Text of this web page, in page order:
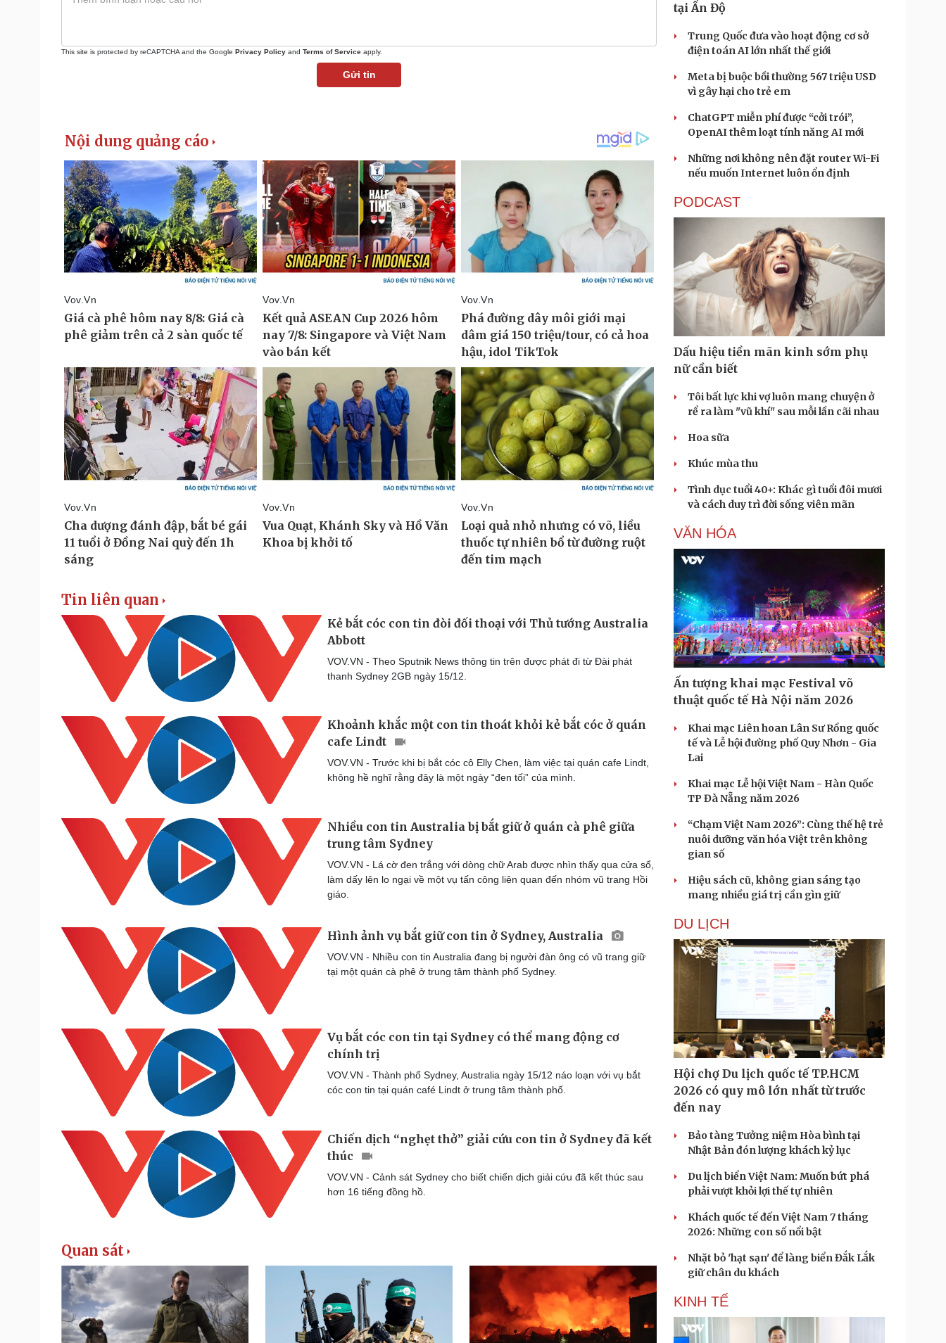
This site is protected by reCAPTCHA and the Google Privacy Policy and Terms of Service apply.
Gửi tin
Tin liên quan
Kẻ bắt cóc con tin đòi đối thoại với Thủ tướng Australia
Abbott
VOV.VN - Theo Sputnik News thông tin trên được phát đi từ Đài phát
thanh Sydney 2GB ngày 15/12.
Khoảnh khắc một con tin thoát khỏi kẻ bắt cóc ở quán
cafe Lindt
VOV.VN - Trước khi bị bắt cóc cô Elly Chen, làm việc tại quán cafe Lindt,
không hề nghĩ rằng đây là một ngày “đen tối” của mình.
Nhiều con tin Australia bị bắt giữ ở quán cà phê giữa
trung tâm Sydney
VOV.VN - Lá cờ đen trắng với dòng chữ Arab được nhìn thấy qua cửa sổ,
làm dấy lên lo ngại về một vụ tấn công liên quan đến nhóm vũ trang Hồi
giáo.
Hình ảnh vụ bắt giữ con tin ở Sydney, Australia
VOV.VN - Nhiều con tin Australia đang bị người đàn ông có vũ trang giữ
tại một quán cà phê ở trung tâm thành phố Sydney.
Vụ bắt cóc con tin tại Sydney có thể mang động cơ
chính trị
VOV.VN - Thành phố Sydney, Australia ngày 15/12 náo loạn với vụ bắt
cóc con tin tại quán café Lindt ở trung tâm thành phố.
Chiến dịch “nghẹt thở” giải cứu con tin ở Sydney đã kết
thúc
VOV.VN - Cảnh sát Sydney cho biết chiến dịch giải cứu đã kết thúc sau
hơn 16 tiếng đồng hồ.
Quan sát
tại Ấn Độ
Trung Quốc đưa vào hoạt động cơ sở
điện toán AI lớn nhất thế giới
Meta bị buộc bồi thường 567 triệu USD
vì gây hại cho trẻ em
ChatGPT miễn phí được “cởi trói”,
OpenAI thêm loạt tính năng AI mới
Những nơi không nên đặt router Wi-Fi
nếu muốn Internet luôn ổn định
PODCAST
Dấu hiệu tiền mãn kinh sớm phụ
nữ cần biết
Tôi bất lực khi vợ luôn mang chuyện ở
rể ra làm "vũ khí" sau mỗi lần cãi nhau
Hoa sữa
Khúc mùa thu
Tình dục tuổi 40+: Khác gì tuổi đôi mươi
và cách duy trì đời sống viên mãn
VĂN HÓA
Ấn tượng khai mạc Festival võ
thuật quốc tế Hà Nội năm 2026
Khai mạc Liên hoan Lân Sư Rồng quốc
tế và Lễ hội đường phố Quy Nhơn - Gia
Lai
Khai mạc Lễ hội Việt Nam - Hàn Quốc
TP Đà Nẵng năm 2026
“Chạm Việt Nam 2026”: Cùng thế hệ trẻ
nuôi dưỡng văn hóa Việt trên không
gian số
Hiệu sách cũ, không gian sáng tạo
mang nhiều giá trị cần gìn giữ
DU LỊCH
Hội chợ Du lịch quốc tế TP.HCM
2026 có quy mô lớn nhất từ trước
đến nay
Bảo tàng Tưởng niệm Hòa bình tại
Nhật Bản đón lượng khách kỷ lục
Du lịch biển Việt Nam: Muốn bứt phá
phải vượt khỏi lợi thế tự nhiên
Khách quốc tế đến Việt Nam 7 tháng
2026: Những con số nổi bật
Nhặt bỏ 'hạt sạn' để làng biển Đắk Lắk
giữ chân du khách
KINH TẾ